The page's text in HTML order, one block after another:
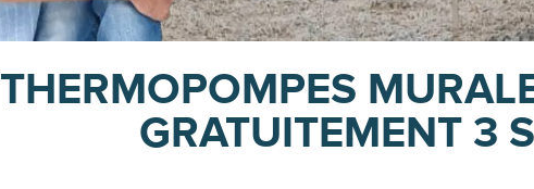
THERMOPOMPES
GRATUITEMENT 3